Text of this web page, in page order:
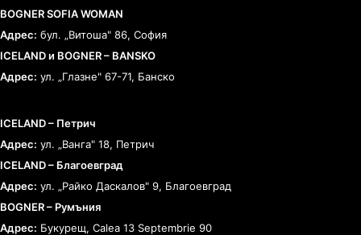
BOGNER SOFIA WOMAN
Адрес: бул. „Витоша" 86, София
ICELAND и BOGNER – BANSKO
Адрес: ул. „Глазне" 67-71, Банско
ICELAND – Петрич
Адрес: ул. „Ванга" 18, Петрич
ICELAND – Благоевград
Адрес: ул. „Райко Даскалов" 9, Благоевград
BOGNER – Румъния
Адрес: Букурещ, Calea 13 Septembrie 90